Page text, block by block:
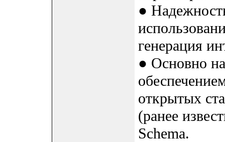
●
генерация
● Основно на
открытых
(ранее
Schema.